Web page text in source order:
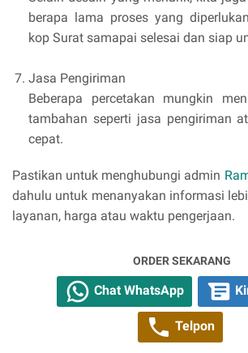
berapa lama proses yang
kop Surat samapai selesai dan siap
Jasa Pengiriman
Beberapa percetakan mungkin
tambahan seperti jasa pengiriman
cepat.
Pastikan untuk menghubungi admin
dahulu untuk menanyakan informasi
layanan, harga atau waktu pengerjaan.
ORDER SEKARANG
Chat WhatsApp
Telpon